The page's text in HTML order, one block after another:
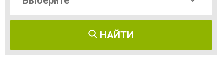
НАЙТИ